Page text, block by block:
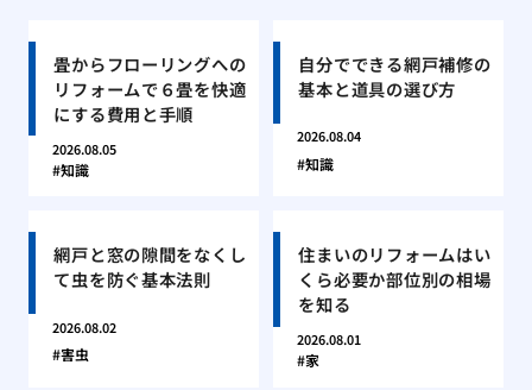
畳からフローリングへの
リフォームで６畳を快適
にする費用と手順
2026.08.05
知識
自分でできる網戸補修の
基本と道具の選び方
2026.08.04
知識
網戸と窓の隙間をなくし
て虫を防ぐ基本法則
2026.08.02
害虫
住まいのリフォームはい
くら必要か部位別の相場
を知る
2026.08.01
家